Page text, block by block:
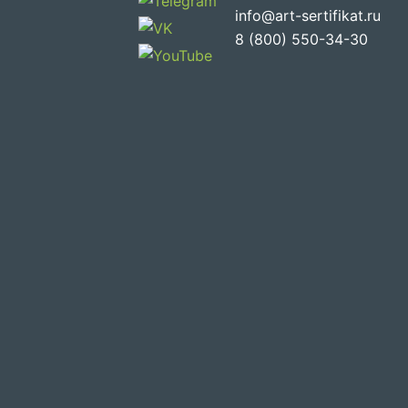
info@art-sertifikat.ru
8 (800) 550-34-30